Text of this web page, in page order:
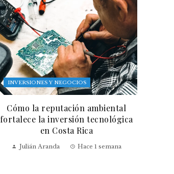
INVERSIONES Y NEGOCIOS
Cómo la reputación ambiental
fortalece la inversión tecnológica
en Costa Rica
Julián Aranda Hace 1 semana